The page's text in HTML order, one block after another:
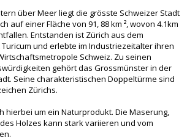
über Meer liegt die grösste Schweizer Stadt
auf einer Fläche von 91, 88 km ², wovon 4.1km
Entstanden ist Zürich aus dem
und erlebte im Industriezeitalter ihren
Schweiz. Zu seinen
gehört das Grossmünster in der
Seine charakteristischen Doppeltürme sind
Zürichs.
hierbei um ein Naturprodukt. Die Maserung,
Holzes kann stark variieren und vom